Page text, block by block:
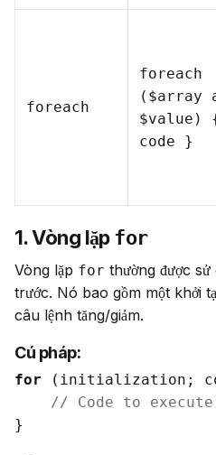
foreach
foreach
($array
code }
1. Vòng lặp for
Vòng lặp for thường được sử
trước. Nó bao gồm một khởi
câu lệnh tăng/giảm.
Cú pháp:
for (initialization;
// Code to execute